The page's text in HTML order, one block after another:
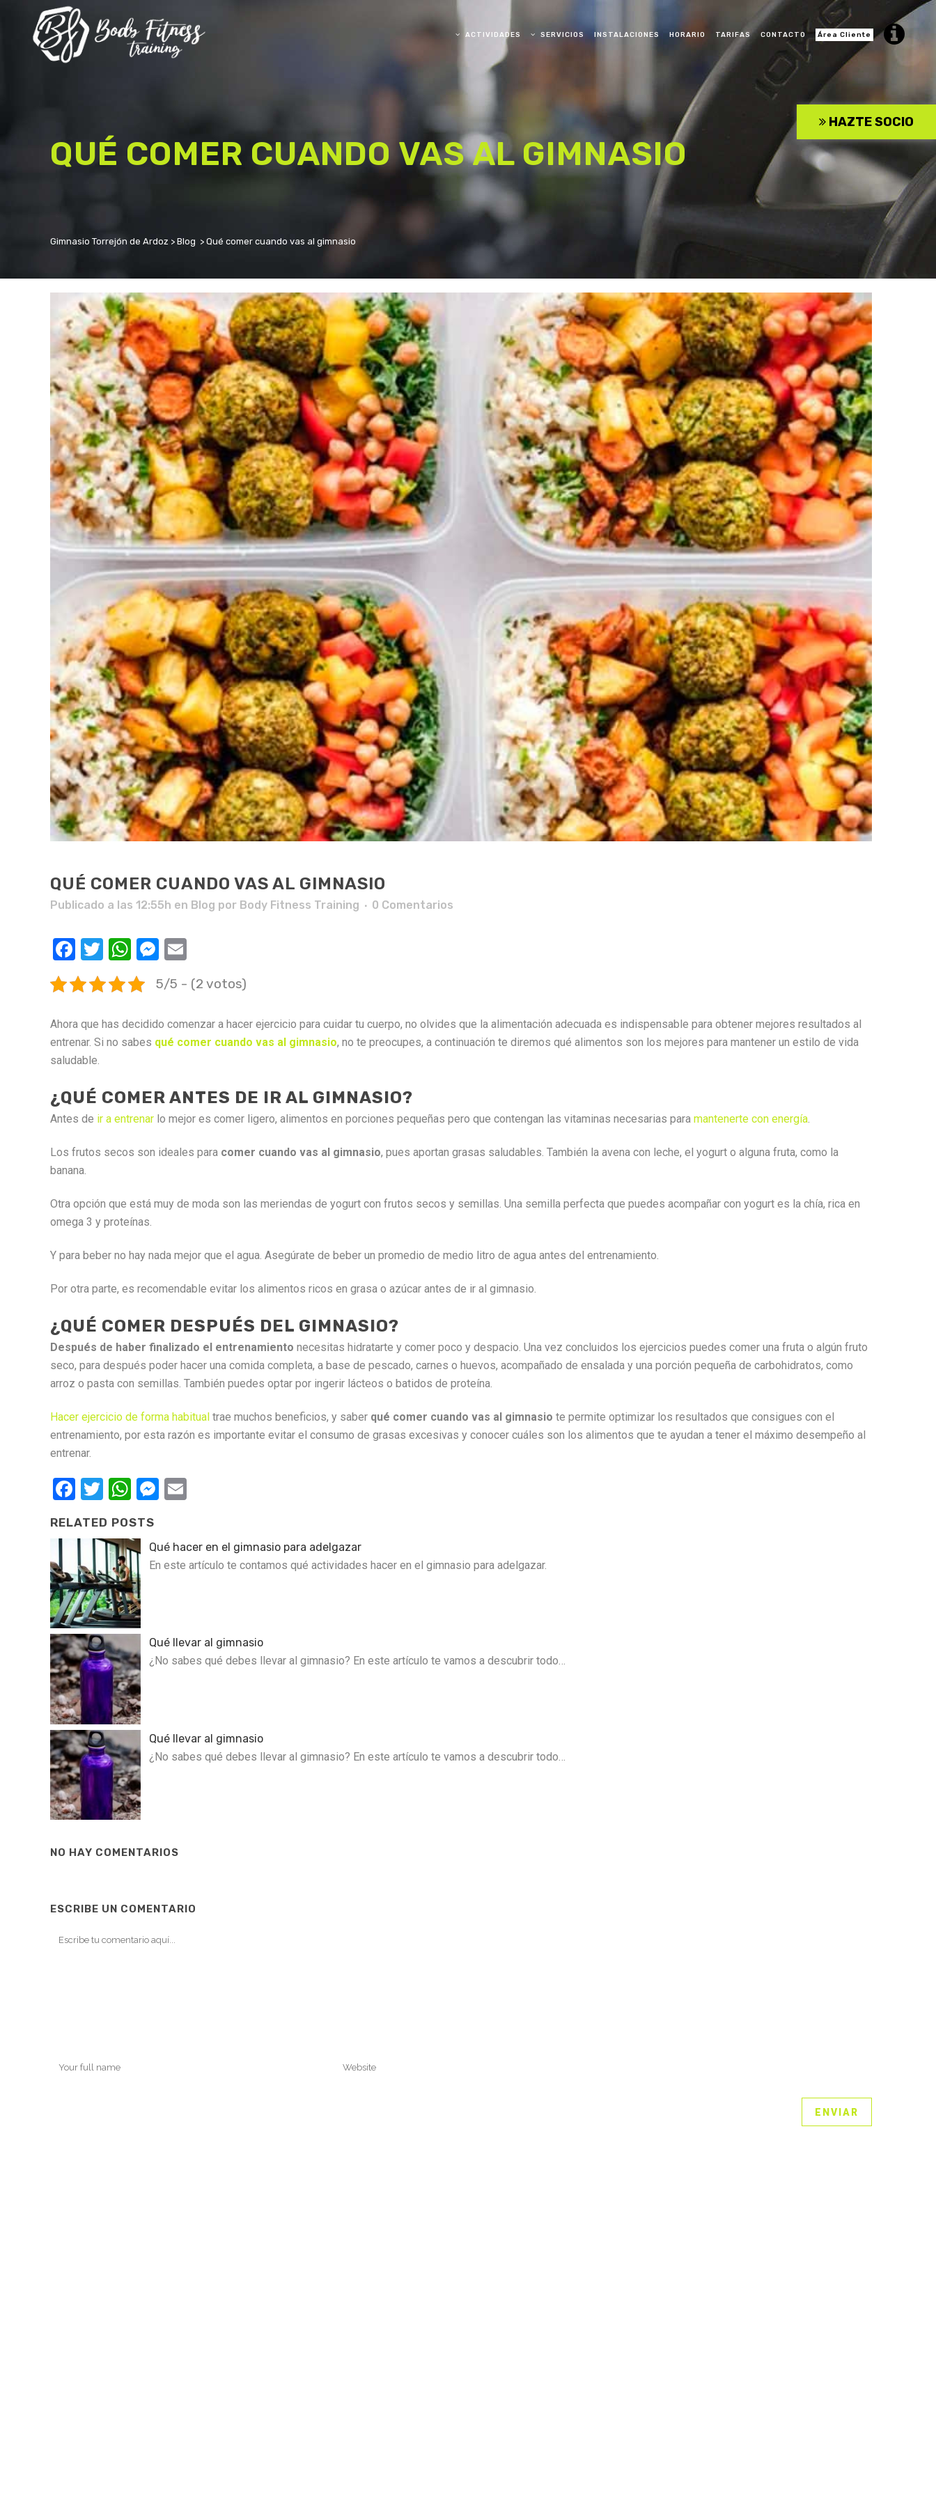
ACTIVIDADES
GLOBAL TRAINING
CORE
BF DANCE YOGA
KARATE KIDS
BAILE MODERNO
BAILE URBANO ADULTO
RITMOS LATINOS
SERVICIOS INSTALACIONES HORARIO TARIFAS CONTACTO Área Cliente
QUÉ COMER CUANDO VAS AL GIMNASIO
Gimnasio Torrejón de Ardoz > Blog > Qué comer cuando vas al gimnasio
QUÉ COMER CUANDO VAS AL GIMNASIO
Publicado a las 12:55h en Blog por Body Fitness Training 0 Comentarios
Facebook
Twitter
WhatsApp
Messenger
5/5 - (2 votos)
Ahora que has decidido comenzar a hacer ejercicio para cuidar tu cuerpo, no olvides que la alimentación adecuada es indispensable para obtener mejores resultados al
entrenar. Si no sabes qué comer cuando vas al gimnasio, no te preocupes, a continuación te diremos qué alimentos son los mejores para mantener un estilo de vida
saludable.
¿QUÉ COMER ANTES DE IR AL GIMNASIO?
Antes de ir a entrenar lo mejor es comer ligero, alimentos en porciones pequeñas pero que contengan las vitaminas necesarias para mantenerte con energía
Los frutos secos son ideales para comer cuando vas al gimnasio, pues aportan grasas saludables. También la avena con leche, el yogurt o alguna fruta, como la
banana.
Otra opción que está muy de moda son las meriendas de yogurt con frutos secos y semillas. Una semilla perfecta que puedes acompañar con yogurt es la chía, rica en
omega 3 y proteínas.
Y para beber no hay nada mejor que el agua. Asegúrate de beber un promedio de medio litro de agua antes del entrenamiento.
Por otra parte, es recomendable evitar los alimentos ricos en grasa o azúcar antes de ir al gimnasio.
¿QUÉ COMER DESPUÉS DEL GIMNASIO?
Después de haber finalizado el entrenamiento necesitas hidratarte y comer poco y despacio. Una vez concluidos los ejercicios puedes comer una fruta o algún fruto
seco, para después poder hacer una comida completa, a base de pescado, carnes o huevos, acompañado de ensalada y una porción pequeña de carbohidratos, como
arroz o pasta con semillas. También puedes optar por ingerir lácteos o batidos de proteína.
Hacer ejercicio de forma habitual trae muchos beneficios, y saber qué comer cuando vas al gimnasio te permite optimizar los resultados que consigues con el
entrenamiento, por esta razón es importante evitar el consumo de grasas excesivas y conocer cuáles son los alimentos que te ayudan a tener el máximo desempeño al
entrenar.
Facebook
Twitter
WhatsApp
Messenger
RELATED POSTS
Qué hacer en el gimnasio para adelgazar
En este artículo te contamos qué actividades hacer en el gimnasio para adelgazar.
Qué llevar al gimnasio
¿No sabes qué debes llevar al gimnasio? En este artículo te vamos a descubrir todo…
Qué llevar al gimnasio
¿No sabes qué debes llevar al gimnasio? En este artículo te vamos a descubrir todo…
NO HAY COMENTARIOS
ESCRIBE UN COMENTARIO
HAZTE SOCIO